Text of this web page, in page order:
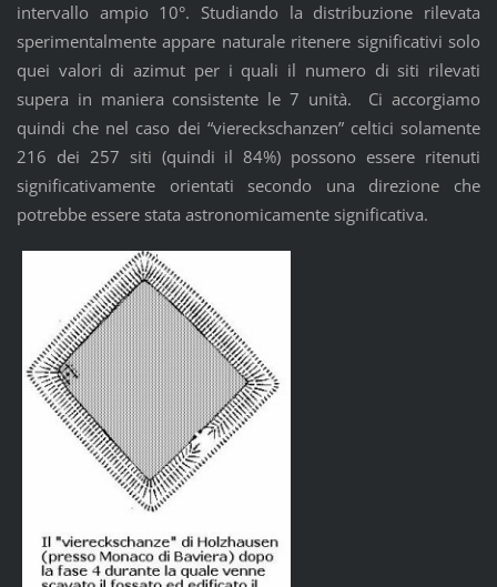
intervallo ampio 10°. Studiando la distribuzione rilevata
sperimentalmente appare naturale ritenere significativi solo
quei valori di azimut per i quali il numero di siti rilevati
supera in maniera consistente le 7 unità. Ci accorgiamo
quindi che nel caso dei “viereckschanzen” celtici solamente
216 dei 257 siti (quindi il 84%) possono essere ritenuti
significativamente orientati secondo una direzione che
potrebbe essere stata astronomicamente significativa.